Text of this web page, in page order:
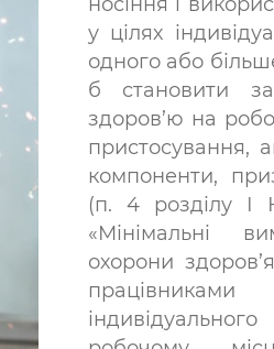
у цілях
одного або
б становити
здоров’ю на
пристосування,
компоненти,
(п. 4 розділу І
«Мінімальні
охорони